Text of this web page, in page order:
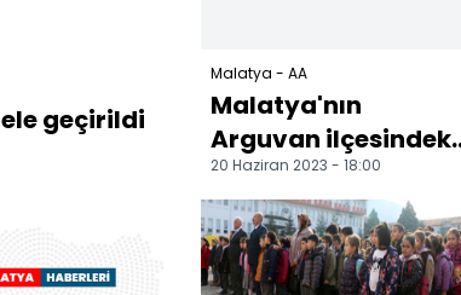
geçirildi
Malatya - AA
Malatya'nın
Arguvan ilçesindeki
balık ölümleri
araştırılıyor
20 Haziran 2023 - 18:00